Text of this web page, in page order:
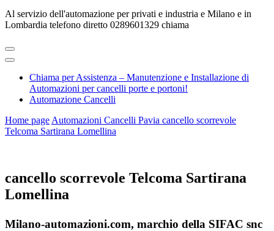
Al servizio dell'automazione per privati e industria e Milano e in
Lombardia telefono diretto 0289601329 chiama
Chiama per Assistenza – Manutenzione e Installazione di
Automazioni per cancelli porte e portoni!
Automazione Cancelli
Home page Automazioni Cancelli Pavia cancello scorrevole
Telcoma Sartirana Lomellina
cancello scorrevole Telcoma Sartirana
Lomellina
Milano-automazioni.com, marchio della SIFAC snc